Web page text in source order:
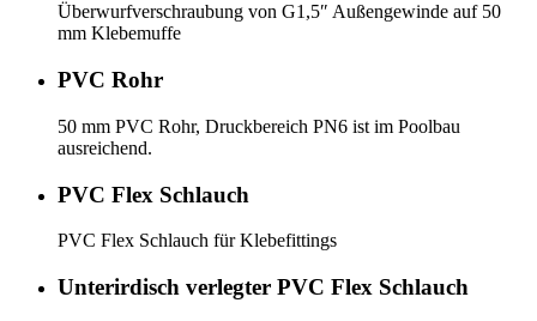
Überwurfverschraubung von G1,5″ Außengewinde auf 50
mm Klebemuffe
PVC Rohr
50 mm PVC Rohr, Druckbereich PN6 ist im Poolbau
ausreichend.
PVC Flex Schlauch
PVC Flex Schlauch für Klebefittings
Unterirdisch verlegter PVC Flex Schlauch